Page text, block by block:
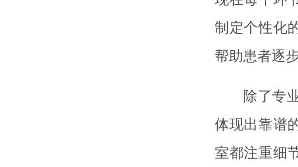
制定个性化
帮助患者逐
除了专
体现出靠谱
室都注重细